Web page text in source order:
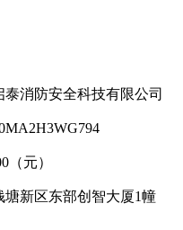
消防安全科技有限公司
（元）
新区东部创智大厦1幢